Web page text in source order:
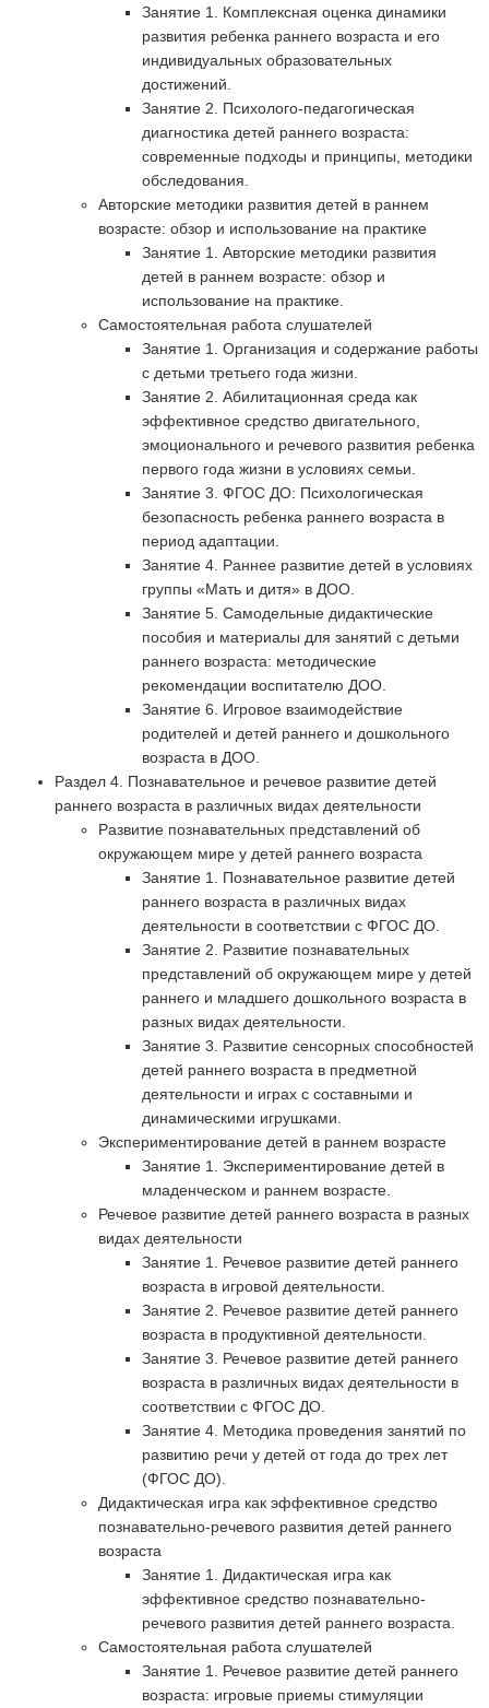
Занятие 1. Комплексная оценка динамики
развития ребенка раннего возраста и его
индивидуальных образовательных
достижений.
Занятие 2. Психолого-педагогическая
диагностика детей раннего возраста:
современные подходы и принципы, методики
обследования.
Авторские методики развития детей в раннем
возрасте: обзор и использование на практике
Занятие 1. Авторские методики развития
детей в раннем возрасте: обзор и
использование на практике.
Самостоятельная работа слушателей
Занятие 1. Организация и содержание работы
с детьми третьего года жизни.
Занятие 2. Абилитационная среда как
эффективное средство двигательного,
эмоционального и речевого развития ребенка
первого года жизни в условиях семьи.
Занятие 3. ФГОС ДО: Психологическая
безопасность ребенка раннего возраста в
период адаптации.
Занятие 4. Раннее развитие детей в условиях
группы «Мать и дитя» в ДОО.
Занятие 5. Самодельные дидактические
пособия и материалы для занятий с детьми
раннего возраста: методические
рекомендации воспитателю ДОО.
Занятие 6. Игровое взаимодействие
родителей и детей раннего и дошкольного
возраста в ДОО.
Раздел 4. Познавательное и речевое развитие детей
раннего возраста в различных видах деятельности
Развитие познавательных представлений об
окружающем мире у детей раннего возраста
Занятие 1. Познавательное развитие детей
раннего возраста в различных видах
деятельности в соответствии с ФГОС ДО.
Занятие 2. Развитие познавательных
представлений об окружающем мире у детей
раннего и младшего дошкольного возраста в
разных видах деятельности.
Занятие 3. Развитие сенсорных способностей
детей раннего возраста в предметной
деятельности и играх с составными и
динамическими игрушками.
Экспериментирование детей в раннем возрасте
Занятие 1. Экспериментирование детей в
младенческом и раннем возрасте.
Речевое развитие детей раннего возраста в разных
видах деятельности
Занятие 1. Речевое развитие детей раннего
возраста в игровой деятельности.
Занятие 2. Речевое развитие детей раннего
возраста в продуктивной деятельности.
Занятие 3. Речевое развитие детей раннего
возраста в различных видах деятельности в
соответствии с ФГОС ДО.
Занятие 4. Методика проведения занятий по
развитию речи у детей от года до трех лет
(ФГОС ДО).
Дидактическая игра как эффективное средство
познавательно-речевого развития детей раннего
возраста
Занятие 1. Дидактическая игра как
эффективное средство познавательно-
речевого развития детей раннего возраста.
Самостоятельная работа слушателей
Занятие 1. Речевое развитие детей раннего
возраста: игровые приемы стимуляции